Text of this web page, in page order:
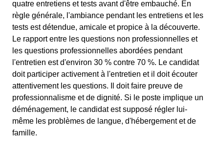
quatre entretiens et tests avant d'être embauché. En
règle générale, l'ambiance pendant les entretiens et les
tests est détendue, amicale et propice à la découverte.
Le rapport entre les questions non professionnelles et
les questions professionnelles abordées pendant
l'entretien est d'environ 30 % contre 70 %. Le candidat
doit participer activement à l'entretien et il doit écouter
attentivement les questions. Il doit faire preuve de
professionnalisme et de dignité. Si le poste implique un
déménagement, le candidat est supposé régler lui-
même les problèmes de langue, d'hébergement et de
famille.